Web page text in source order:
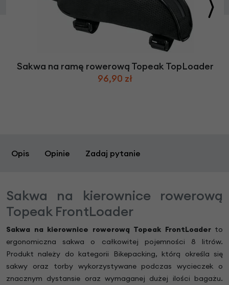
Sakwa na ramę rowerową Topeak TopLoader
96,90 zł
Opis Opinie Zadaj pytanie
Sakwa na kierownice rowerową
Topeak FrontLoader
Sakwa na kierownice rowerową Topeak FrontLoaderto
ergonomiczna sakwa o całkowitej pojemności 8 litrów.
Produkt należy do kategorii Bikepacking, którą określa się
sakwy oraz torby wykorzystywane podczas wycieczek o
znacznym dystansie oraz wymaganej dużej ilości bagażu.